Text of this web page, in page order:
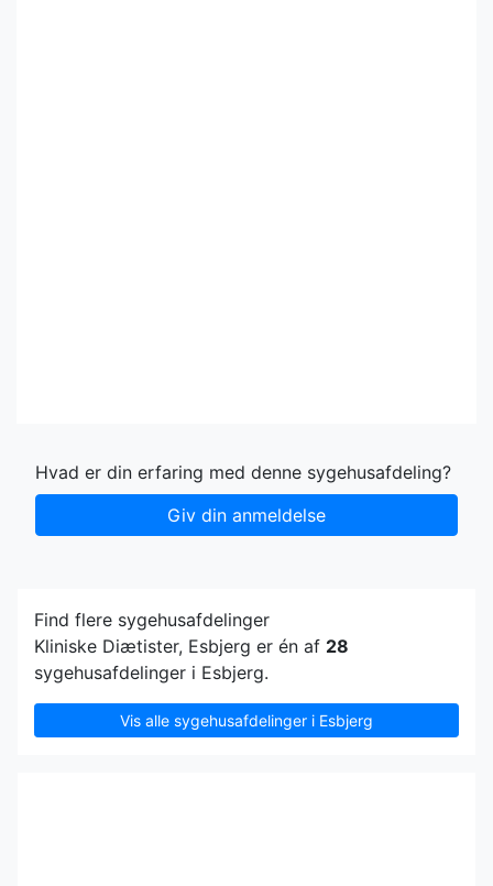
Hvad er din erfaring med denne sygehusafdeling?
Giv din anmeldelse
Find flere sygehusafdelinger
Kliniske Diætister, Esbjerg er én af 28
sygehusafdelinger i Esbjerg.
Vis alle sygehusafdelinger i Esbjerg